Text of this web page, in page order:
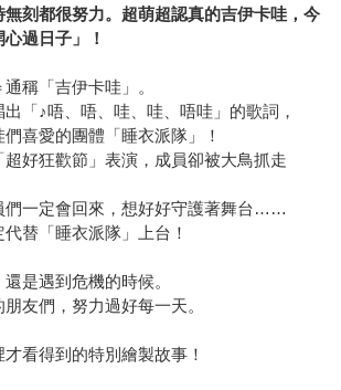
刻都很努力。超萌超認真的吉伊卡哇，今
過日子」！
稱「吉伊卡哇」。
「♪唔、唔、哇、哇、唔哇」的歌詞，
喜愛的團體「睡衣派隊」！
超好狂歡節」表演，成員卻被大鳥抓走
們一定會回來，想好好守護著舞台……
替「睡衣派隊」上台！
是遇到危機的時候。
友們，努力過好每一天。
看得到的特別繪製故事！